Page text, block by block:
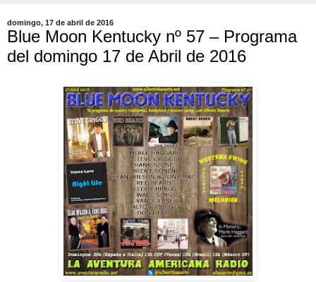
domingo, 17 de abril de 2016
Blue Moon Kentucky nº 57 – Programa
del domingo 17 de Abril de 2016